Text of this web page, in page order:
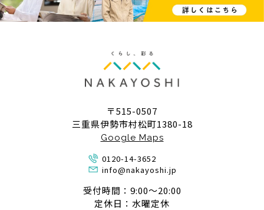
〒515-0507
三重県伊勢市村松町1380-18
Google Maps
0120-14-3652
info@nakayoshi.jp
受付時間：9:00〜20:00
定休日：水曜定休